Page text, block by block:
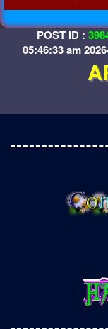
POST ID :
05:46:33 am